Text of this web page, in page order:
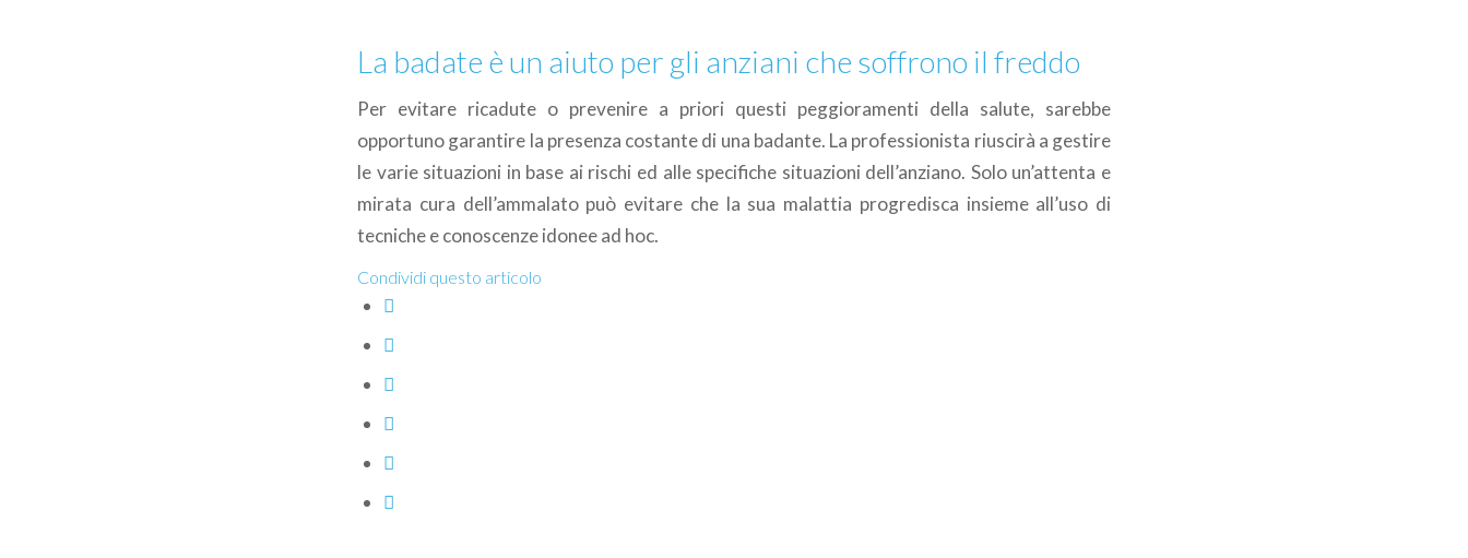
La badate è un aiuto per gli anziani che soffrono il freddo
Per evitare ricadute o prevenire a priori questi peggioramenti della salute, sarebbe
opportuno garantire la presenza costante di una badante. La professionista riuscirà a gestire
le varie situazioni in base ai rischi ed alle specifiche situazioni dell’anziano. Solo un’attenta e
mirata cura dell’ammalato può evitare che la sua malattia progredisca insieme all’uso di
tecniche e conoscenze idonee ad hoc.
Condividi questo articolo